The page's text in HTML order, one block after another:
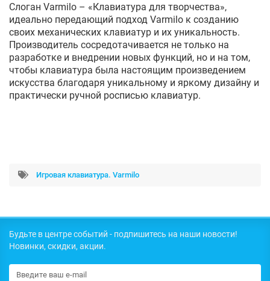
Слоган Varmilo – «Клавиатура для творчества»,
идеально передающий подход Varmilo к созданию
своих механических клавиатур и их уникальность.
Производитель сосредотачивается не только на
разработке и внедрении новых функций, но и на том,
чтобы клавиатура была настоящим произведением
искусства благодаря уникальному и яркому дизайну и
практически ручной росписью клавиатур.
Игровая клавиатура. Varmilo
Будьте в центре событий - подпишитесь на наши новости!
Новинки, скидки, акции.